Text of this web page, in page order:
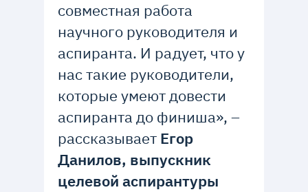
совместная работа
научного руководителя и
аспиранта. И радует, что у
нас такие руководители,
которые умеют довести
аспиранта до финиша», –
рассказывает Егор
Данилов, выпускник
целевой аспирантуры